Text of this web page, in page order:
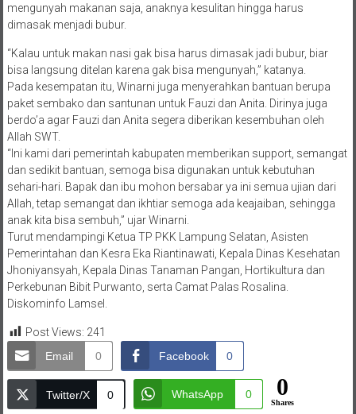
mengunyah makanan saja, anaknya kesulitan hingga harus
dimasak menjadi bubur.
“Kalau untuk makan nasi gak bisa harus dimasak jadi bubur, biar
bisa langsung ditelan karena gak bisa mengunyah,” katanya.
Pada kesempatan itu, Winarni juga menyerahkan bantuan berupa
paket sembako dan santunan untuk Fauzi dan Anita. Dirinya juga
berdo’a agar Fauzi dan Anita segera diberikan kesembuhan oleh
Allah SWT.
“Ini kami dari pemerintah kabupaten memberikan support, semangat
dan sedikit bantuan, semoga bisa digunakan untuk kebutuhan
sehari-hari. Bapak dan ibu mohon bersabar ya ini semua ujian dari
Allah, tetap semangat dan ikhtiar semoga ada keajaiban, sehingga
anak kita bisa sembuh,” ujar Winarni.
Turut mendampingi Ketua TP PKK Lampung Selatan, Asisten
Pemerintahan dan Kesra Eka Riantinawati, Kepala Dinas Kesehatan
Jhoniyansyah, Kepala Dinas Tanaman Pangan, Hortikultura dan
Perkebunan Bibit Purwanto, serta Camat Palas Rosalina.
Diskominfo Lamsel.
Post Views: 241
Email
0 Facebook 0
Twitter/X 0 WhatsApp 0 0
Shares